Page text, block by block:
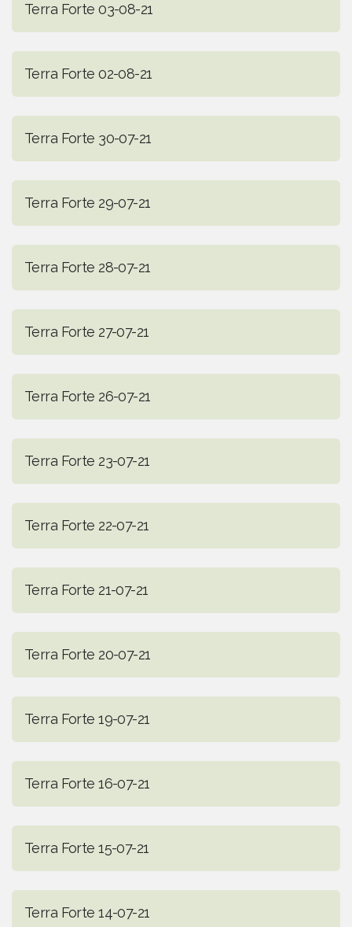
Terra Forte 03-08-21
Terra Forte 02-08-21
Terra Forte 30-07-21
Terra Forte 29-07-21
Terra Forte 28-07-21
Terra Forte 27-07-21
Terra Forte 26-07-21
Terra Forte 23-07-21
Terra Forte 22-07-21
Terra Forte 21-07-21
Terra Forte 20-07-21
Terra Forte 19-07-21
Terra Forte 16-07-21
Terra Forte 15-07-21
Terra Forte 14-07-21